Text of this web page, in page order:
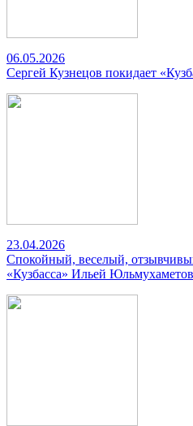
06.05.2026
Сергей Кузнецов покидает
23.04.2026
Спокойный, веселый,
«Кузбасса» Ильей